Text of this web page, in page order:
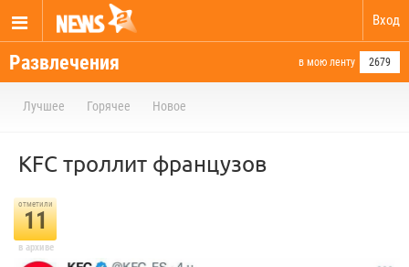
Вход
Развлечения в мою ленту 2679
Лучшее Горячее Новое
KFC троллит французов
отметили
11
в архиве